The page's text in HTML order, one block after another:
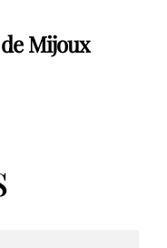
Mijoux